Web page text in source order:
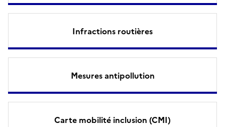
Infractions routières
Mesures antipollution
Carte mobilité inclusion (CMI)